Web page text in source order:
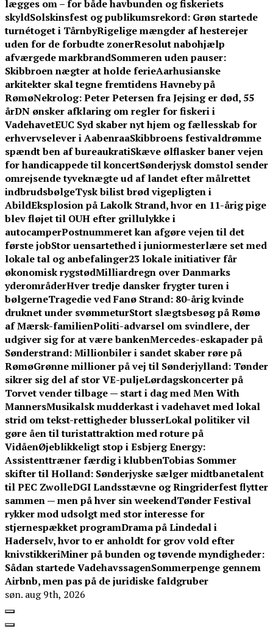
lægges om – for både havbunden og fiskeriets
skyldSolskinsfest og publikumsrekord: Grøn startede
turnétoget i TårnbyRigelige mængder af hesterejer
uden for de forbudte zonerResolut nabohjælp
afværgede markbrandSommeren uden pauser:
Skibbroen nægter at holde ferieAarhusianske
arkitekter skal tegne fremtidens Havneby på
RømøNekrolog: Peter Petersen fra Jejsing er død, 55
årDN ønsker afklaring om regler for fiskeri i
VadehavetEUC Syd skaber nyt hjem og fællesskab for
erhvervselever i AabenraaSkibbroens festivaldrømme
spændt ben af bureaukratiSkæve ølflasker baner vejen
for handicappede til koncertSønderjysk domstol sender
omrejsende tyveknægte ud af landet efter målrettet
indbrudsbølgeTysk bilist brød vigepligten i
AbildEksplosion på Lakolk Strand, hvor en 11-årig pige
blev fløjet til OUH efter grillulykke i
autocamperPostnummeret kan afgøre vejen til det
første jobStor uensartethed i juniormesterlære set med
lokale tal og anbefalinger23 lokale initiativer får
økonomisk rygstødMilliardregn over Danmarks
yderområderHver tredje dansker frygter turen i
bølgerneTragedie ved Fanø Strand: 80-årig kvinde
druknet under svømmeturStort slægtsbesøg på Rømø
af Mærsk-familienPoliti-advarsel om svindlere, der
udgiver sig for at være bankenMercedes-eskapader på
Sønderstrand: Millionbiler i sandet skaber røre på
RømøGrønne millioner på vej til Sønderjylland: Tønder
sikrer sig del af stor VE-puljeLørdagskoncerter på
Torvet vender tilbage — start i dag med Men With
MannersMusikalsk mudderkast i vadehavet med lokal
strid om tekst-rettigheder blusserLokal politiker vil
gøre åen til turistattraktion med roture på
VidåenØjeblikkeligt stop i Esbjerg Energy:
Assistenttræner færdig i klubbenTobias Sommer
skifter til Holland: Sønderjyske sælger midtbanetalent
til PEC ZwolleDGI Landsstævne og Ringriderfest flytter
sammen — men på hver sin weekendTønder Festival
rykker mod udsolgt med stor interesse for
stjernespækket programDrama på Lindedal i
Haderselv, hvor to er anholdt for grov vold efter
knivstikkeriMiner på bunden og tøvende myndigheder:
Sådan startede VadehavssagenSommerpenge gennem
Airbnb, men pas på de juridiske faldgruber
søn. aug 9th, 2026